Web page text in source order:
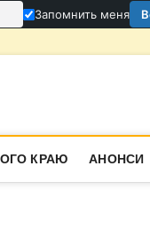
Запомнить меня
КРАЮ АНОНСИ